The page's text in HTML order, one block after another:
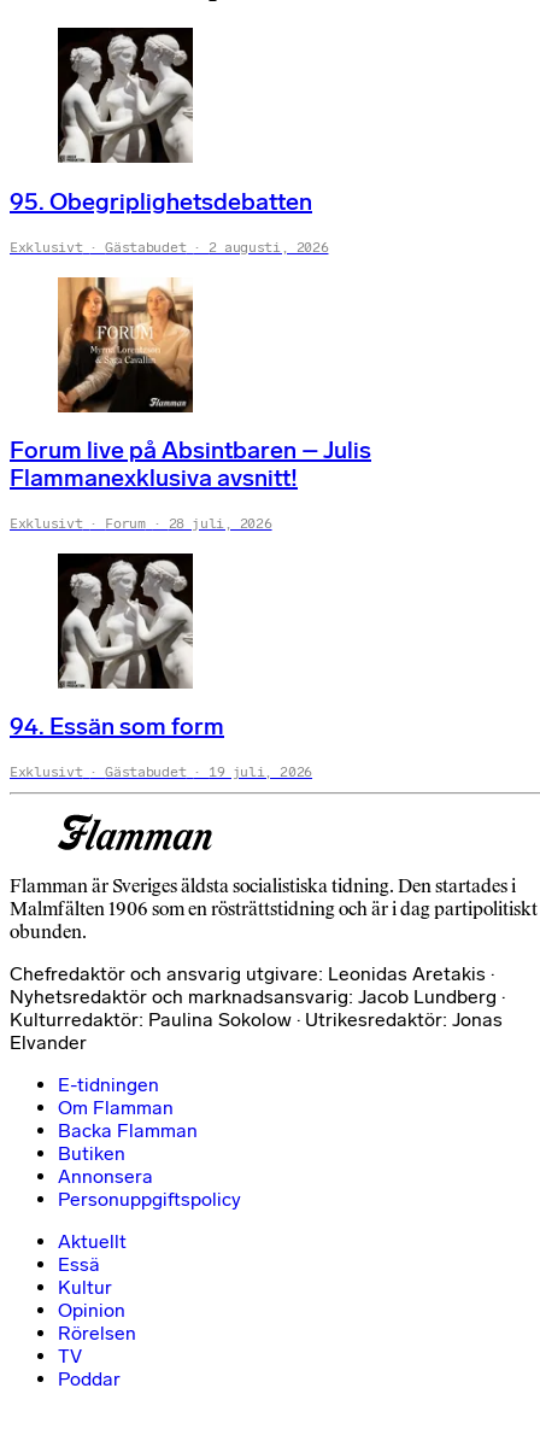
95. Obegriplighetsdebatten
Exklusivt Gästabudet 2 augusti, 2026
Forum live på Absintbaren – Julis
Flammanexklusiva avsnitt!
Exklusivt Forum 28 juli, 2026
94. Essän som form
Exklusivt Gästabudet 19 juli, 2026
Flamman är Sveriges äldsta socialistiska tidning. Den startades i
Malmfälten 1906 som en rösträttstidning och är i dag partipolitiskt
obunden.
Chefredaktör och ansvarig utgivare: Leonidas Aretakis ·
Nyhetsredaktör och marknadsansvarig: Jacob Lundberg ·
Kulturredaktör: Paulina Sokolow · Utrikesredaktör: Jonas
Elvander
E-tidningen
Om Flamman
Backa Flamman
Butiken
Annonsera
Personuppgiftspolicy
Aktuellt
Essä
Kultur
Opinion
Rörelsen
TV
Poddar